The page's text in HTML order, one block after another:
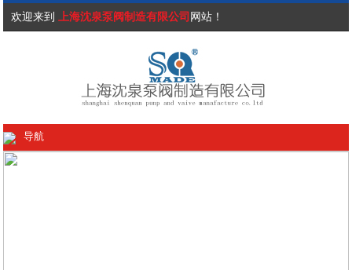
欢迎来到 上海沈泉泵阀制造有限公司 网站！
导航